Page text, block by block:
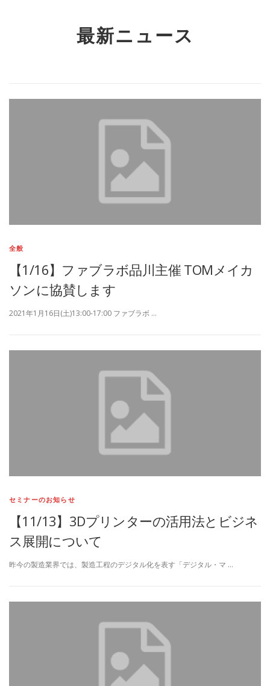
最新ニュース
全般
【1/16】ファブラボ品川主催 TOMメイカ
ソンに協賛します
2021年1月16日(土)13:00-17:00 ファブラボ …
セミナーのお知らせ
【11/13】3Dプリンターの活用法とビジネ
ス展開について
昨今の製造業界では、製造工程のデジタル化を表す「デジタル・マ …